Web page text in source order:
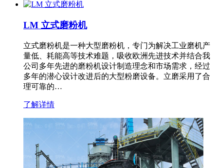
LM 立式磨粉机
立式磨粉机是一种大型磨粉机，专门为解决工业磨机产
量低、耗能高等技术难题，吸收欧洲先进技术并结合我
公司多年先进的磨粉机设计制造理念和市场需求，经过
多年的潜心设计改进后的大型粉磨设备。立磨采用了合
理可靠的…
了解详情